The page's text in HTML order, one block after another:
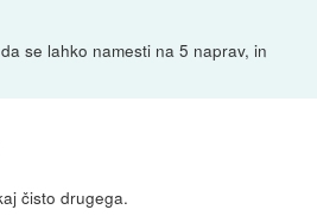
se lahko namesti na 5 naprav, in
čisto drugega.